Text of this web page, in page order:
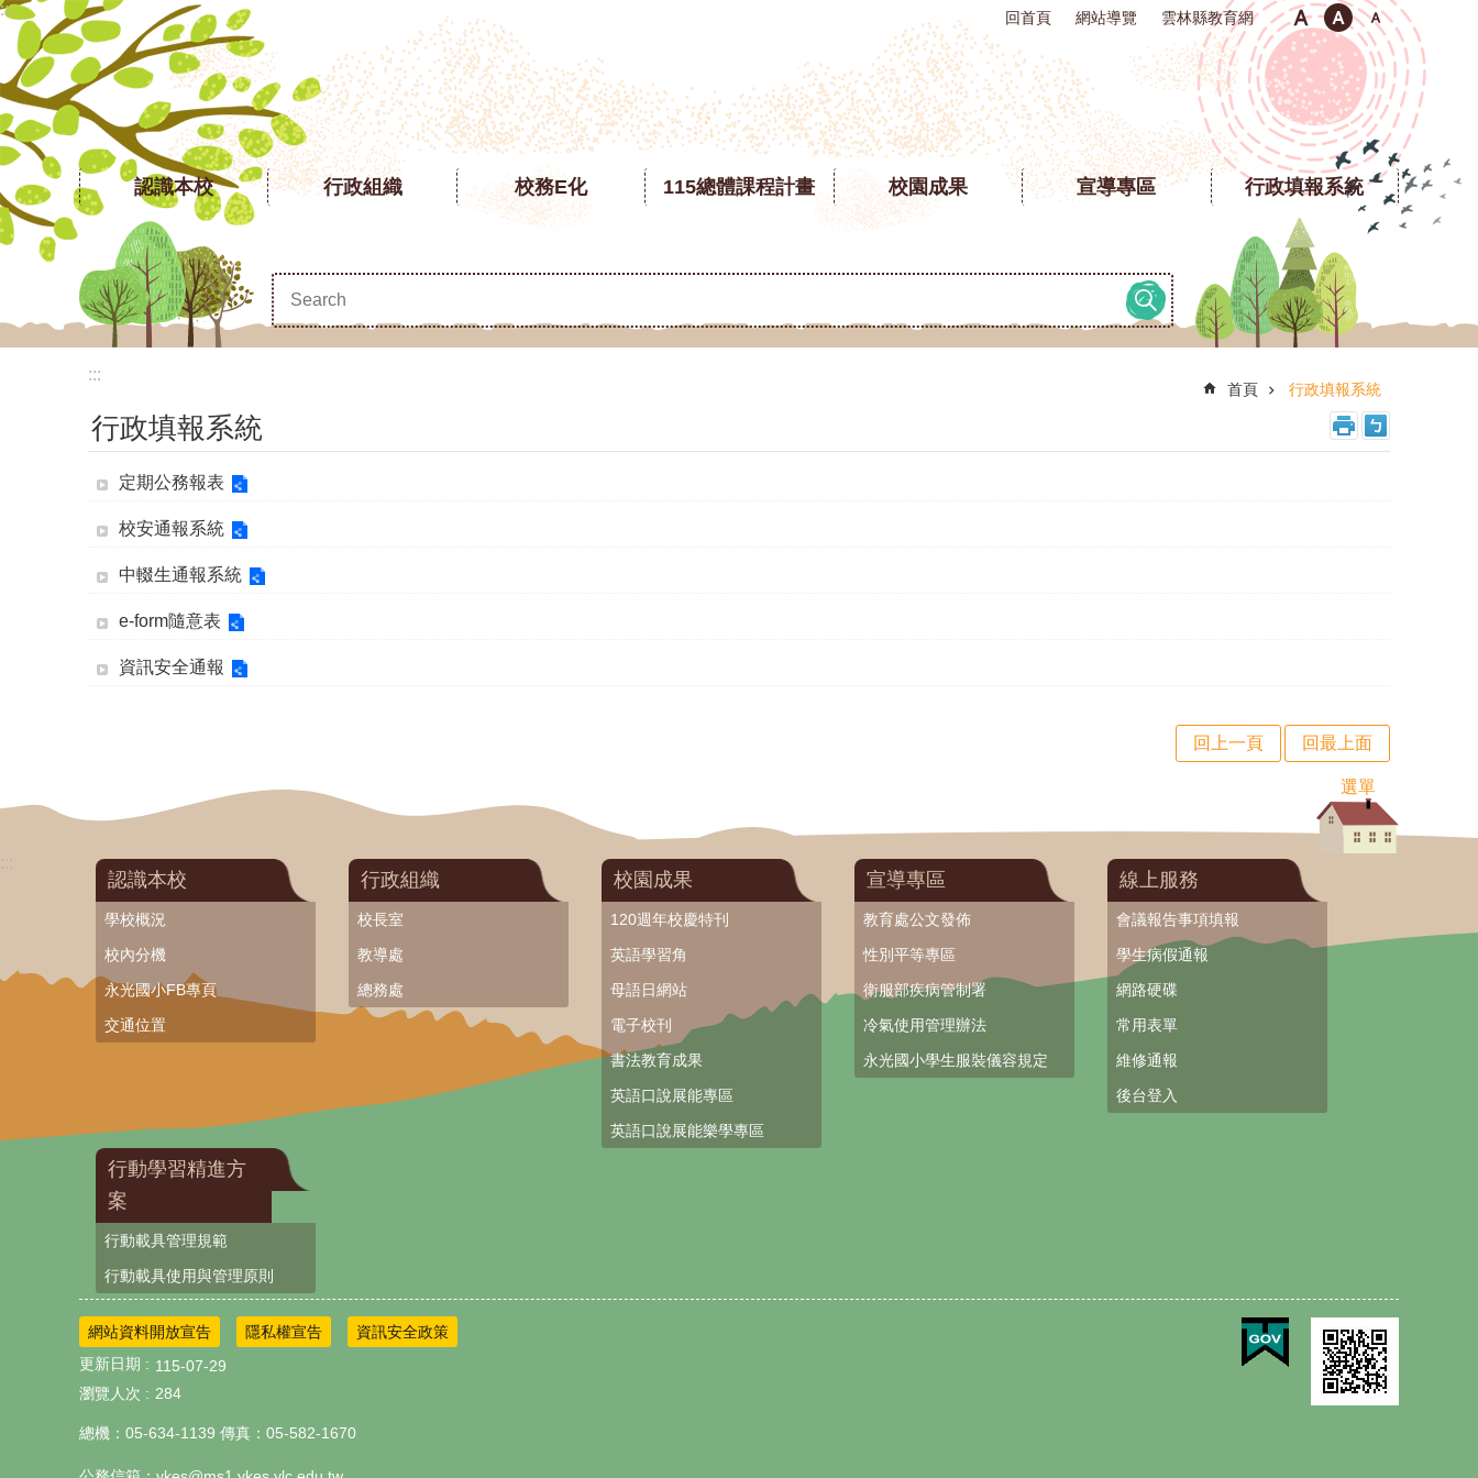
跳到主要內容區塊
::: 回首頁 網站導覽 雲林縣教育網
認識本校 行政組織 校務E化 115總體課程計畫 校園成果 宣導專區 行政填報系統
:::
首頁 行政填報系統
行政填報系統
定期公務報表
校安通報系統
中輟生通報系統
e-form隨意表
資訊安全通報
回上一頁 回最上面
選單
:::
認識本校
學校概況
校內分機
永光國小FB專頁
交通位置
行政組織
校長室
教導處
總務處
校園成果
120週年校慶特刊
英語學習角
母語日網站
電子校刊
書法教育成果
英語口說展能專區
英語口說展能樂學專區
宣導專區
教育處公文發佈
性別平等專區
衛服部疾病管制署
冷氣使用管理辦法
永光國小學生服裝儀容規定
線上服務
會議報告事項填報
學生病假通報
網路硬碟
常用表單
維修通報
後台登入
行動學習精進方
案
行動載具管理規範
行動載具使用與管理原則
網站資料開放宣告 隱私權宣告
資訊安全政策
更新日期
115-07-29
瀏覽人次
284
總機：05-634-1139 傳真：05-582-1670